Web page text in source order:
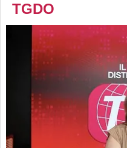
TGDO